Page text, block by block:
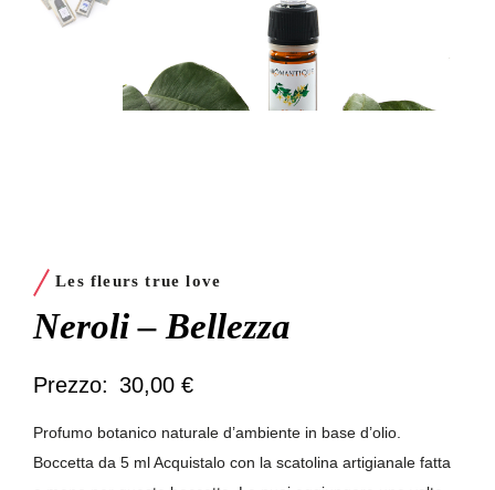
Les fleurs true love
Neroli – Bellezza
30,00 €
Profumo botanico naturale d’ambiente in base d’olio.
Boccetta da 5 ml Acquistalo con la scatolina artigianale fatta